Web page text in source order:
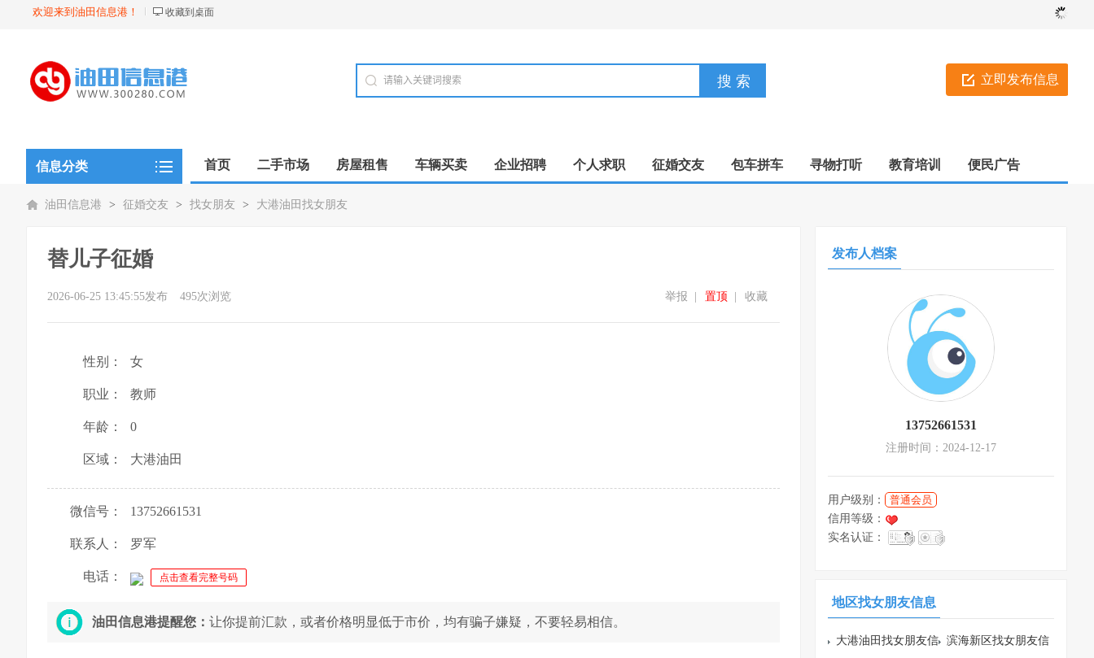
欢迎来到油田信息港！ 收藏到桌面
立即发布信息
信息分类 首页 二手市场 房屋租售 车辆买卖 企业招聘 个人求职 征婚交友 包车拼车 寻物打听 教育培训 便民广告
油田信息港 > 征婚交友 > 找女朋友 > 大港油田找女朋友
替儿子征婚
2026-06-25 13:45:55发布 495次浏览 收藏
置顶
举报
性别： 女
职业： 教师
年龄： 0
区域： 大港油田
微信号： 13752661531
联系人： 罗军
电话： 点击查看完整号码
油田信息港提醒您： 让你提前汇款，或者价格明显低于市价，均有骗子嫌疑，不要轻易相信。
发布人档案
13752661531
注册时间：2024-12-17
用户级别：
普通会员
信用等级：
实名认证：
地区找女朋友信息
大港油田找女朋友信 滨海新区找女朋友信